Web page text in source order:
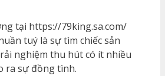
tại https://79king.sa.com/
tuý là sự tìm chiếc sản
nghiệm thu hút có ít nhiều
ra sự đồng tình.